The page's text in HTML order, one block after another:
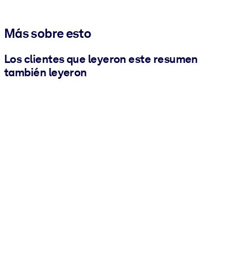
Más sobre esto
Los clientes que leyeron este resumen
también leyeron